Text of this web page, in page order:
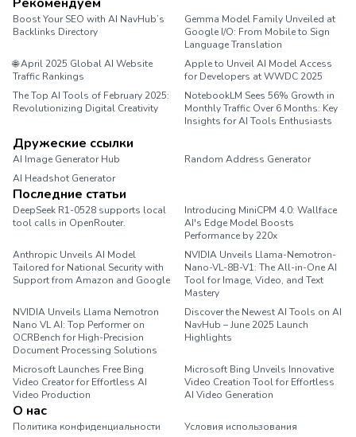
Boost Your SEO with AI NavHub’s
Backlinks Directory
Gemma Model Family Unveiled at
Google I/O: From Mobile to Sign
Language Translation
🌐 April 2025 Global AI Website
Traffic Rankings
Apple to Unveil AI Model Access
for Developers at WWDC 2025
The Top AI Tools of February 2025:
Revolutionizing Digital Creativity
NotebookLM Sees 56% Growth in
Monthly Traffic Over 6 Months: Key
Insights for AI Tools Enthusiasts
Дружеские ссылки
AI Image Generator Hub
Random Address Generator
AI Headshot Generator
Последние статьи
DeepSeek R1-0528 supports local
tool calls in OpenRouter.
Introducing MiniCPM 4.0: Wallface
AI's Edge Model Boosts
Performance by 220x
Anthropic Unveils AI Model
Tailored for National Security with
Support from Amazon and Google
NVIDIA Unveils Llama-Nemotron-
Nano-VL-8B-V1: The All-in-One AI
Tool for Image, Video, and Text
Mastery
NVIDIA Unveils Llama Nemotron
Nano VL AI: Top Performer on
OCRBench for High-Precision
Document Processing Solutions
Discover the Newest AI Tools on AI
NavHub – June 2025 Launch
Highlights
Microsoft Launches Free Bing
Video Creator for Effortless AI
Video Production
Microsoft Bing Unveils Innovative
Video Creation Tool for Effortless
AI Video Generation
О нас
Политика конфиденциальности Условия использования